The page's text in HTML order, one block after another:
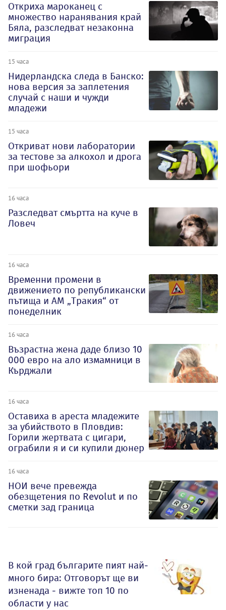
Откриха мароканец с
множество наранявания край
Бяла, разследват незаконна
миграция
15 часа
Нидерландска следа в Банско:
нова версия за заплетения
случай с наши и чужди
младежи
15 часа
Откриват нови лаборатории
за тестове за алкохол и дрога
при шофьори
16 часа
Разследват смъртта на куче в
Ловеч
16 часа
Временни промени в
движението по републикански
пътища и АМ „Тракия“ от
понеделник
16 часа
Възрастна жена даде близо 10
000 евро на ало измамници в
Кърджали
16 часа
Оставиха в ареста младежите
за убийството в Пловдив:
Горили жертвата с цигари,
ограбили я и си купили дюнер
16 часа
НОИ вече превежда
обезщетения по Revolut и по
сметки зад граница
В кой град българите пият най-
много бира: Отговорът ще ви
изненада - вижте топ 10 по
области у нас